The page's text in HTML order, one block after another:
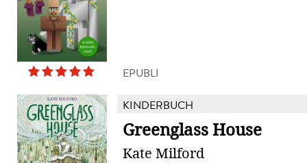
EPUBLI
KINDERBUCH
Greenglass House
Kate Milford